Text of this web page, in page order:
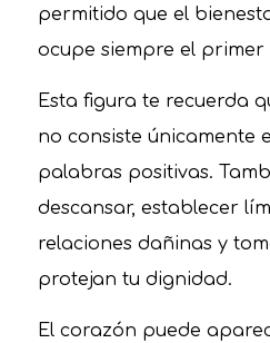
permitido que el
ocupe siempre el primer
Esta figura te recuerda
no consiste únicamente
palabras positivas.
descansar, establecer
relaciones dañinas y
protejan tu dignidad.
El corazón puede